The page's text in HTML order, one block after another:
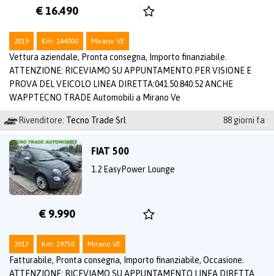
€ 16.490
2019 Km: 144000 Mirano VE
Vettura aziendale, Pronta consegna, Importo finanziabile.
ATTENZIONE: RICEVIAMO SU APPUNTAMENTO.PER VISIONE E
PROVA DEL VEICOLO LINEA DIRETTA:041.50.840.52 ANCHE
WAPPTECNO TRADE Automobili a Mirano Ve
Rivenditore: Tecno Trade Srl 88 giorni fa
FIAT 500
1.2 EasyPower Lounge
€ 9.990
2017 Km: 19750 Mirano VE
Fatturabile, Pronta consegna, Importo finanziabile, Occasione.
ATTENZIONE: RICEVIAMO SU APPUNTAMENTO.LINEA DIRETTA